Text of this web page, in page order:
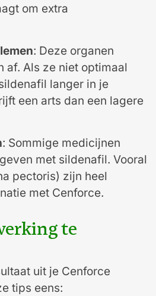
om extra
: Deze organen
af. Als ze niet optimaal
langer in je
een arts dan een lagere
: Sommige medicijnen
met sildenafil. Vooral
pectoris) zijn heel
met Cenforce.
te
uit je Cenforce
tips eens: